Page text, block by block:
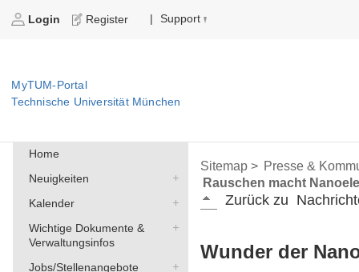
Login Register | Support
MyTUM-Portal
Technische Universität München
Home
Neuigkeiten
Kalender
Wichtige Dokumente &
Verwaltungsinfos
Jobs/Stellenangebote
Sitemap > Presse &
Rauschen macht
Zurück zu
Wunder der